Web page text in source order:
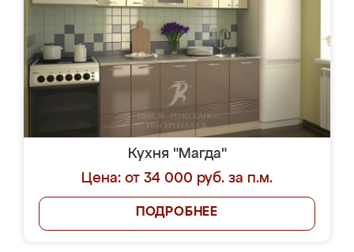
Кухня "Магда"
Цена: от 34 000 руб. за п.м.
ПОДРОБНЕЕ